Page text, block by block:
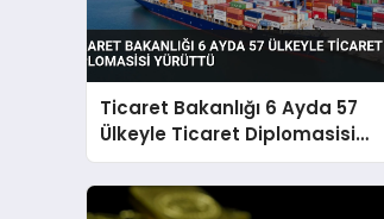
Ticaret Bakanlığı 6 Ayda 57
Ülkeyle Ticaret Diplomasisi
Yürüttü